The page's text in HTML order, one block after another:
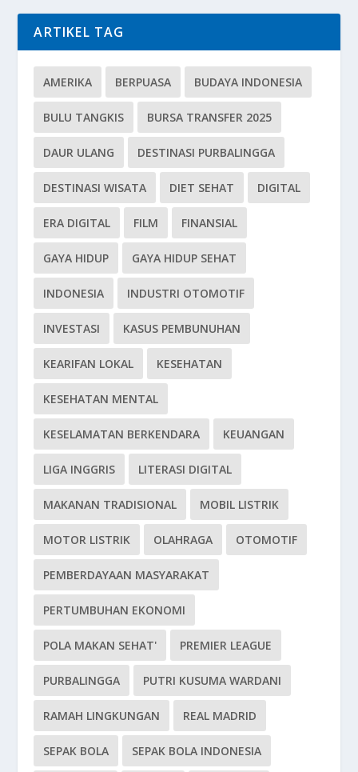
ARTIKEL TAG
AMERIKA BERPUASA BUDAYA INDONESIA
BULU TANGKIS BURSA TRANSFER 2025
DAUR ULANG DESTINASI PURBALINGGA
DESTINASI WISATA DIET SEHAT DIGITAL
ERA DIGITAL FILM FINANSIAL
GAYA HIDUP GAYA HIDUP SEHAT
INDONESIA INDUSTRI OTOMOTIF
INVESTASI KASUS PEMBUNUHAN
KEARIFAN LOKAL KESEHATAN
KESEHATAN MENTAL
KESELAMATAN BERKENDARA KEUANGAN
LIGA INGGRIS LITERASI DIGITAL
MAKANAN TRADISIONAL MOBIL LISTRIK
MOTOR LISTRIK OLAHRAGA OTOMOTIF
PEMBERDAYAAN MASYARAKAT
PERTUMBUHAN EKONOMI
POLA MAKAN SEHAT' PREMIER LEAGUE
PURBALINGGA PUTRI KUSUMA WARDANI
RAMAH LINGKUNGAN REAL MADRID
SEPAK BOLA SEPAK BOLA INDONESIA